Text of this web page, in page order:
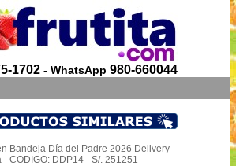
1702 - WhatsApp 980-660044
Bandeja Día del Padre 2026 Delivery
- CODIGO: DDP14 - S/. 251251